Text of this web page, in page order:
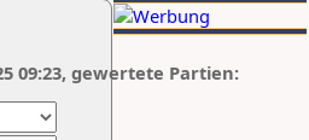
09:23, gewertete Partien: